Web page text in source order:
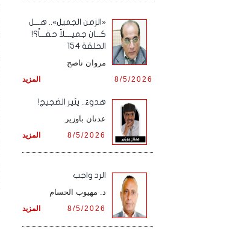
«الزمن الجميل».. هـــل
كـــان جميــــلاً حقـــاً؟!
الحلقة 154
مروان ناصح
المزيد 8/5/2026
هدوءٌ.. يثير الضجيج!
عدنان باوزير
المزيد 8/5/2026
الرد واجب
د. مهيوب الحسام
المزيد 8/5/2026